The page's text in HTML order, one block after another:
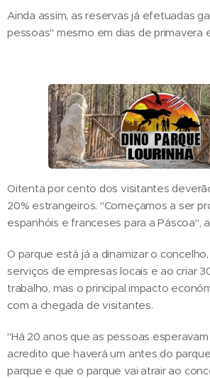
Ainda assim, as reservas já efetuadas
pessoas" mesmo em dias de primavera
Oitenta por cento dos visitantes
20% estrangeiros. "Começamos a ser
espanhóis e franceses para a Páscoa",
O parque está já a dinamizar o
serviços de empresas locais e ao criar
trabalho, mas o principal impacto
com a chegada de visitantes.
"Há 20 anos que as pessoas
acredito que haverá um antes do
parque e que o parque vai atrair ao